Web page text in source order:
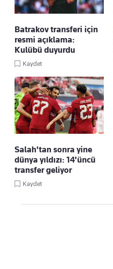
Batrakov transferi için
resmi açıklama:
Kulübü duyurdu
Kaydet
Salah'tan sonra yine
dünya yıldızı: 14'üncü
transfer geliyor
Kaydet